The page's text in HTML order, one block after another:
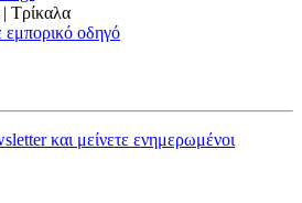
Τρίκαλα
εμπορικό οδηγό
και μείνετε ενημερωμένοι